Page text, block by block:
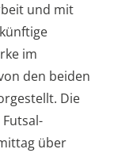
und mit
im
den beiden
Die
über